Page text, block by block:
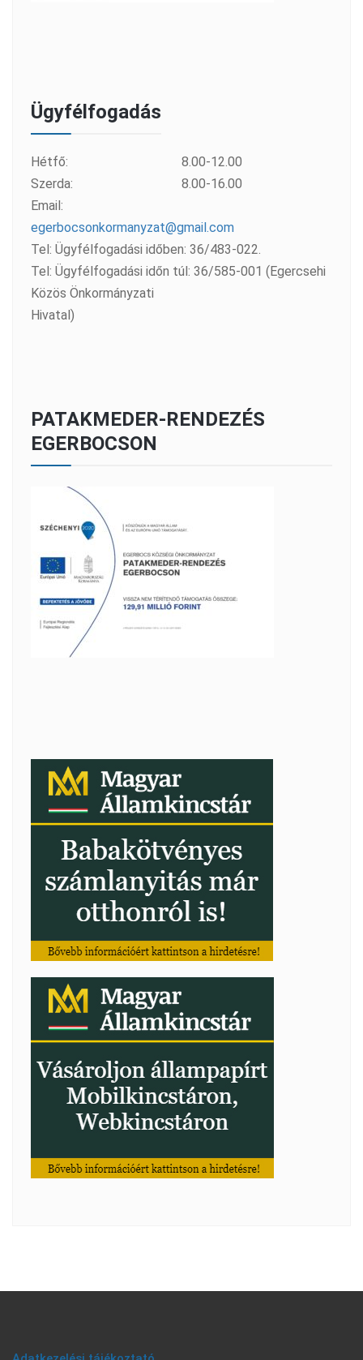
Ügyfélfogadás
Hétfő:
8.00-12.00
Szerda:
8.00-16.00
Email:
egerbocsonkormanyzat@gmail.com
Tel: Ügyfélfogadási időben: 36/483-022.
Tel: Ügyfélfogadási időn túl: 36/585-001 (Egercsehi
Közös Önkormányzati
Hivatal)
PATAKMEDER-RENDEZÉS
EGERBOCSON